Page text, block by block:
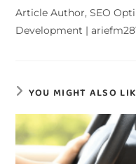
Article Author, SEO
Development |
YOU MIGHT ALSO